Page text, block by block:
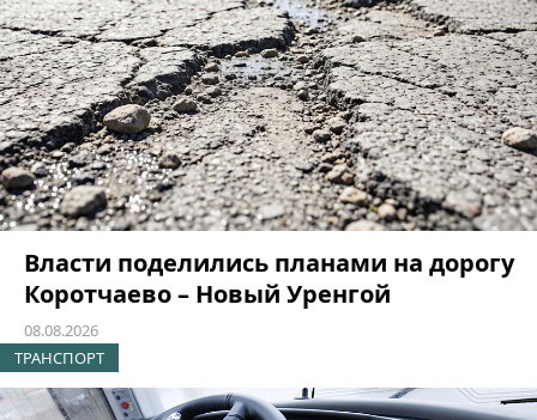
Власти поделились планами на дорогу
Коротчаево – Новый Уренгой
08.08.2026
ТРАНСПОРТ